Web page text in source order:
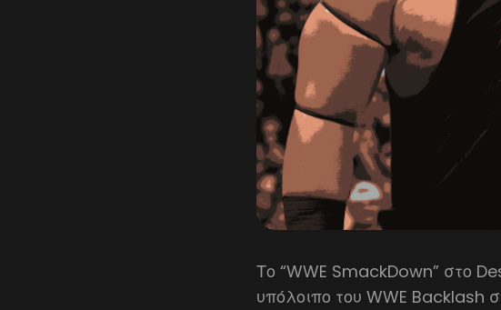
Το “WWE SmackDown” στο
υπόλοιπο του WWE Backlash